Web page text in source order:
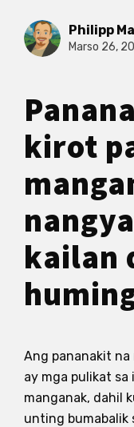
Philipp
Marso 26,
kirot
kailan
Ang pananakit na
ay mga pulikat
manganak, dahil
unting bumabalik